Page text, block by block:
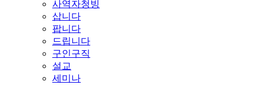
사역자청빙
삽니다
팝니다
드립니다
구인구직
설교
세미나